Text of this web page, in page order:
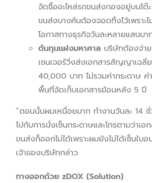
จัดซื้ออะไหล่รถขนส่งกองอยู่บนโต๊
ขนส่งบางคันต้องจอดทิ้งไว้เพราะ
โอกาสทางธุรกิจวันละหลายแสนบา
ต้นทุนแฝงมหาศาล บริษัทต้องจ่า
เซนเจอร์วิ่งส่งเอกสารสัญญาเฉลี่
40,000 บาท ไม่รวมค่ากระดาษ
พื้นที่จัดเก็บเอกสารย้อนหลัง 5 ปี
“ตอนนั้นผมเหนื่อยมาก ทำงานวันละ 14
ไปกับการนั่งเซ็นกระดาษและโทรตามว่าเอ
ขนส่งก็ออกไม่ได้เพราะผมยังไม่ได้เซ็นใบ
เจ้าของบริษัทกล่าว
ทางออกด้วย zDOX (Solution)